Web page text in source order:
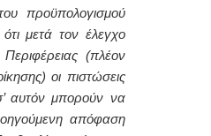
προϋπολογισμού
μετά τον έλεγχο
(πλέον
οι πιστώσεις
αυτόν μπορούν να
απόφαση